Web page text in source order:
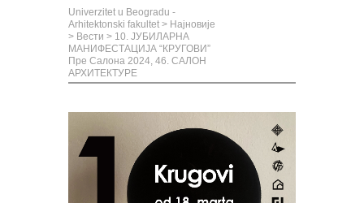
Univerzitet u Beogradu -
Arhitektonski fakultet > Најновије
> Вести > 10. ЈУБИЛАРНА
МАНИФЕСТАЦИЈА “КРУГОВИ”
Пре Салона 2024, 46. САЛОН
АРХИТЕКТУРЕ